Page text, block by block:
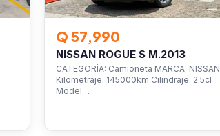
Q 57,990
NISSAN ROGUE S M.2013
CATEGORÍA: Camioneta MARCA: NISSAN
Kilometraje: 145000km Cilindraje: 2.5cl
Model…